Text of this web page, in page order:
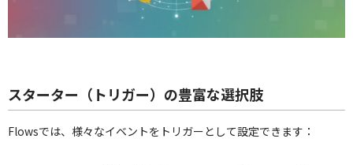
スターター（トリガー）の豊富な選択肢
Flowsでは、様々なイベントをトリガーとして設定できます：